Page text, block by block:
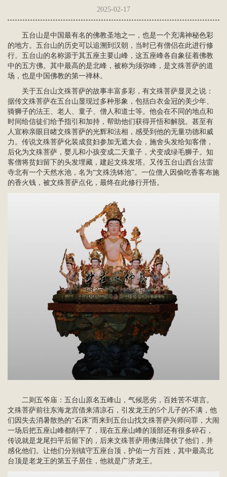
2025-02-17
五台山是中国最有名的佛教圣地之一，也是一个充满神秘色彩
的地方。五台山的历史可以追溯到汉朝，当时已有僧侣在此进行修
行。五台山的名称源于其五座主要山峰，这五座峰各自象征着佛教
中的五方佛。其中最高的是北峰，被称为须弥峰，是文殊菩萨的道
场，也是中国佛教的第一禅林。
关于五台山文殊菩萨的故事丰富多彩，有文殊菩萨显灵之说：
据传文殊菩萨在五台山显现过多种形象，包括白衣金冠的美少年、
骑狮子的法王、老人、童子、僧人和道士等。他会在不同的地点和
时间给信徒们给予指引和加持，帮助他们获得开悟和解脱。甚至有
人宣称亲眼目睹文殊菩萨的光辉和法相，感受到他的无量功德和威
力。传说文殊菩萨化装成贫妇参加无遮大会，施舍头发给知客僧，
后化为文殊菩萨，婴儿和小孩变成二天童子，犬变成绿毛狮子。知
客僧将贫妇留下的头发埋藏，建起文殊发塔。又传五台山西台法雷
寺北有一个天然水池，名为“文殊洗钵池”。一位僧人因偷吃香客布施
的香火钱，被文殊菩萨点化，最终在此修行开悟。
二则五爷庙：五台山原名五峰山，气候恶劣，百姓苦不堪言。
文殊菩萨前往东海龙宫借来清凉石，引发龙王的5个儿子的不满，他
们因失去消暑散热的“石床”而来到五台山找文殊菩萨兴师问罪，大闹
一场后把五座山峰都削平了，现在五座山峰的顶部还有很多碎石，
传说就是龙尾扫平后留下的，后来文殊菩萨用佛法降伏了他们，并
感化他们。让他们分别镇守五座台顶，护佑一方百姓，其中最高北
台顶是老龙王的第五子居住，他就是广济龙王。